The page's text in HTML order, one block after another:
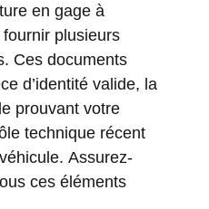
en gage à
plusieurs
Ces documents
d’identité valide, la
prouvant votre
technique récent
Assurez-
ces éléments